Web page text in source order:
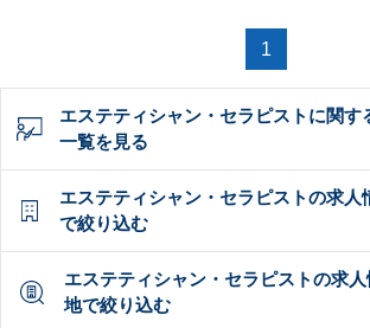
1
エステティシャン・セラピストに関す
一覧を見る
エステティシャン・セラピストの求人
で絞り込む
エステティシャン・セラピストの求
地で絞り込む